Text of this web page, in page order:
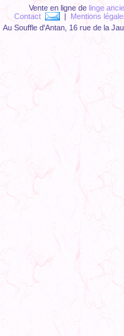
Vente en ligne delinge
Contact
| Mentions
Au Souffle d'Antan, 16 rue de la